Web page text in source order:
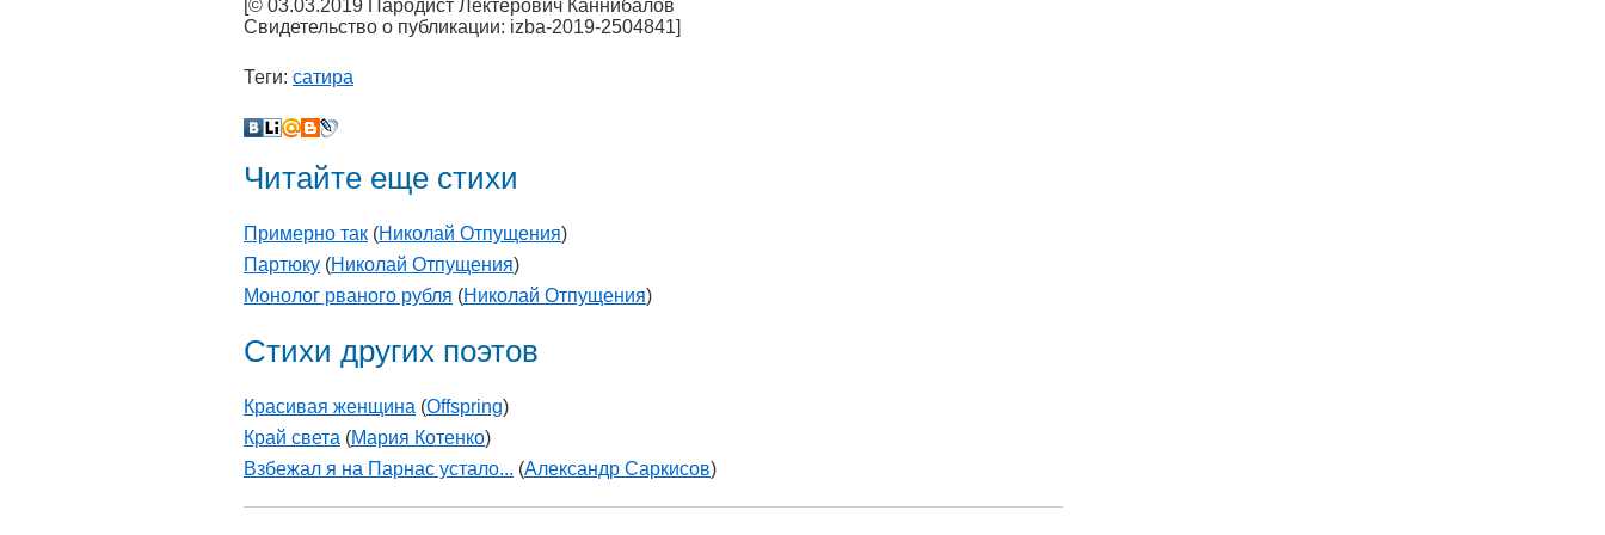
[© 03.03.2019 Пародист Лектерович Каннибалов
Свидетельство о публикации: izba-2019-2504841]
Теги: сатира
Читайте еще стихи
Примерно так (Николай Отпущения)
Партюку (Николай Отпущения)
Монолог рваного рубля (Николай Отпущения)
Стихи других поэтов
Красивая женщина (Offspring)
Край света (Мария Котенко)
Взбежал я на Парнас устало... (Александр Саркисов)